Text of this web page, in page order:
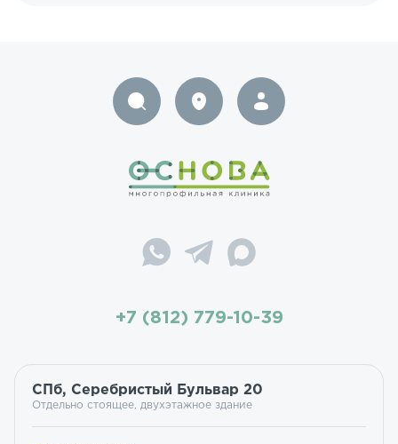
+7 (812) 779-10-39
СПб, Серебристый Бульвар 20
Отдельно стоящее, двухэтажное здание